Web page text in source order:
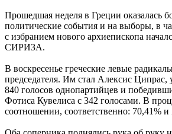
Прошедшая неделя в Греции оказалась
политические события и на выборы, в
с избранием нового архиепископа
СИРИЗА.
В воскресенье греческие левые
председателя. Им стал Алексис Ципрас,
840 голосов однопартийцев и
Фотиса Кувелиса с 342 голосами. В
соотношении, соответственно: 70,41% и